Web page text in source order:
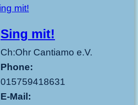
Sing mit!
Ch:Ohr Cantiamo e.V.
Phone:
015759418631
E-Mail: